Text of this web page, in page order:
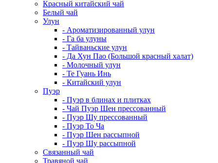
Красный китайский чай
Белый чай
Улун
- Ароматизированный улун
- Га ба улуны
- Тайваньские улун
- Да Хун Пао (Большой красный халат)
- Молочный улун
- Те Гуань Инь
- Китайский улун
Пуэр
- Пуэр в блинах и плитках
- Чай Пуэр Шен прессованный
- Пуэр Шу прессованный
- Пуэр То Ча
- Пуэр Шен рассыпной
- Пуэр Шу рассыпной
Связанный чай
Травяной чай